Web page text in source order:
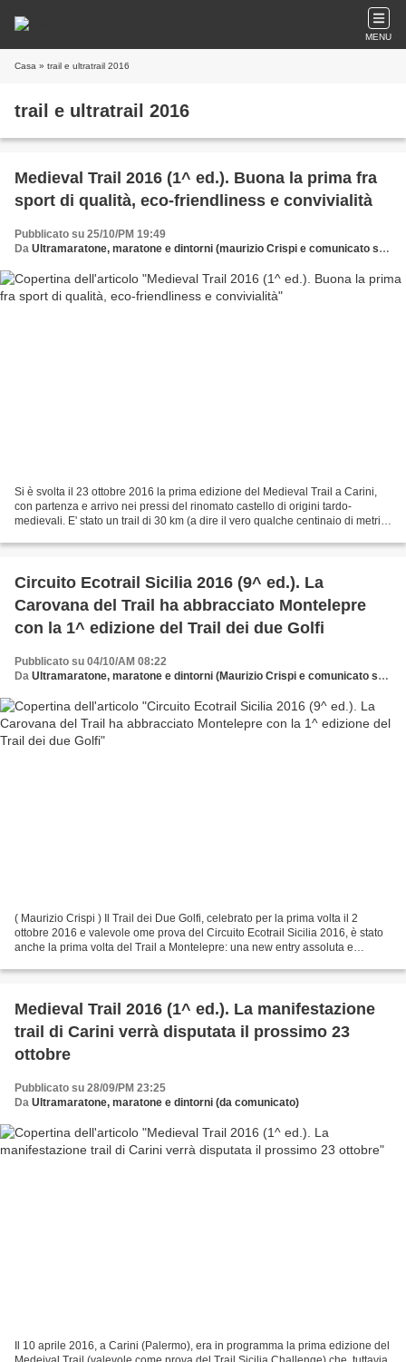
MENU
Casa » trail e ultratrail 2016
trail e ultratrail 2016
Medieval Trail 2016 (1^ ed.). Buona la prima fra
sport di qualità, eco-friendliness e convivialità
Pubblicato su 25/10/PM 19:49
Da Ultramaratone, maratone e dintorni (maurizio Crispi e comunicato stampa)
Si è svolta il 23 ottobre 2016 la prima edizione del Medieval Trail a Carini,
con partenza e arrivo nei pressi del rinomato castello di origini tardo-
medievali. E' stato un trail di 30 km (a dire il vero qualche centinaio di metri
Circuito Ecotrail Sicilia 2016 (9^ ed.). La
Carovana del Trail ha abbracciato Montelepre
con la 1^ edizione del Trail dei due Golfi
Pubblicato su 04/10/AM 08:22
Da Ultramaratone, maratone e dintorni (Maurizio Crispi e comunicato stampa)
( Maurizio Crispi ) Il Trail dei Due Golfi, celebrato per la prima volta il 2
ottobre 2016 e valevole ome prova del Circuito Ecotrail Sicilia 2016, è stato
anche la prima volta del Trail a Montelepre: una new entry assoluta e
Medieval Trail 2016 (1^ ed.). La manifestazione
trail di Carini verrà disputata il prossimo 23
ottobre
Pubblicato su 28/09/PM 23:25
Da Ultramaratone, maratone e dintorni (da comunicato)
Il 10 aprile 2016, a Carini (Palermo), era in programma la prima edizione del